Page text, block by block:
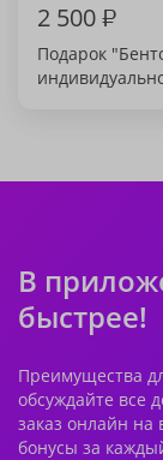
2 500₽
Подарок
В
быстрее!
Преимущества
обсуждайте все
заказ онлайн на
бонусы за